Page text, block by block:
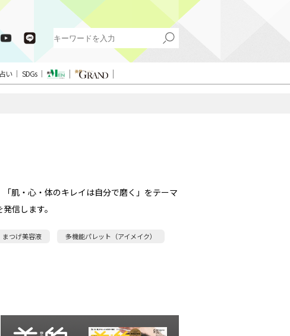
占い SDGs
肌・心・体のキレイは自分で磨く」をテーマ
信します。
まつげ美容液 多機能パレット（アイメイク）